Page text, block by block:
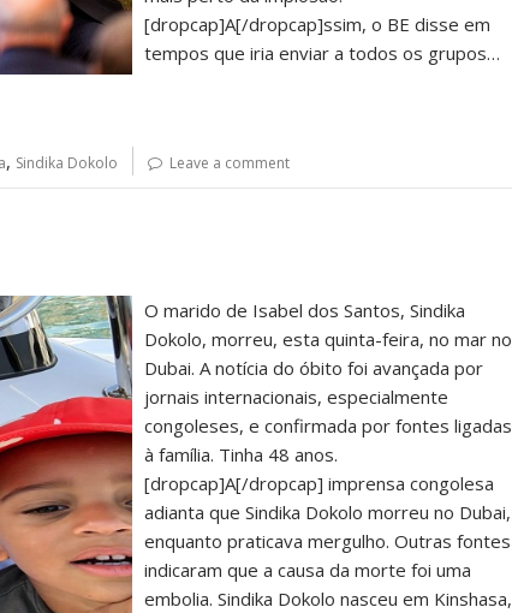
[dropcap]A[/dropcap]ssim, o BE disse em
tempos que iria enviar a todos os grupos…
, Sindika Dokolo Leave a comment
O marido de Isabel dos Santos, Sindika
Dokolo, morreu, esta quinta-feira, no mar no
Dubai. A notícia do óbito foi avançada por
jornais internacionais, especialmente
congoleses, e confirmada por fontes ligadas
à família. Tinha 48 anos.
[dropcap]A[/dropcap] imprensa congolesa
adianta que Sindika Dokolo morreu no Dubai,
enquanto praticava mergulho. Outras fontes
indicaram que a causa da morte foi uma
embolia. Sindika Dokolo nasceu em Kinshasa,